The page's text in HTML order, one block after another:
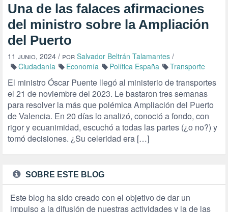
Una de las falaces afirmaciones
del ministro sobre la Ampliación
del Puerto
11 junio, 2024 / por Salvador Beltrán Talamantes /
Ciudadanía
Economía Política España Transporte
El ministro Óscar Puente llegó al ministerio de transportes
el 21 de noviembre del 2023. Le bastaron tres semanas
para resolver la más que polémica Ampliación del Puerto
de Valencia. En 20 días lo analizó, conoció a fondo, con
rigor y ecuanimidad, escuchó a todas las partes (¿o no?) y
tomó decisiones. ¿Su celeridad era […]
SOBRE ESTE BLOG
Este blog ha sido creado con el objetivo de dar un
impulso a la difusión de nuestras actividades y la de las